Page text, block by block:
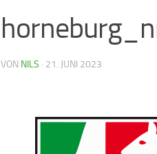
VON NILS · 21. JUNI 2023